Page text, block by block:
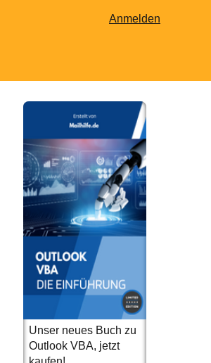
Anmelden
Unser neues Buch zu
Outlook VBA, jetzt